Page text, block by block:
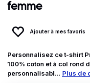
femme
Ajouter à mes favoris
Personnalisez ce t-shirt
100% coton et à col rond
personnalisabl... Plus de